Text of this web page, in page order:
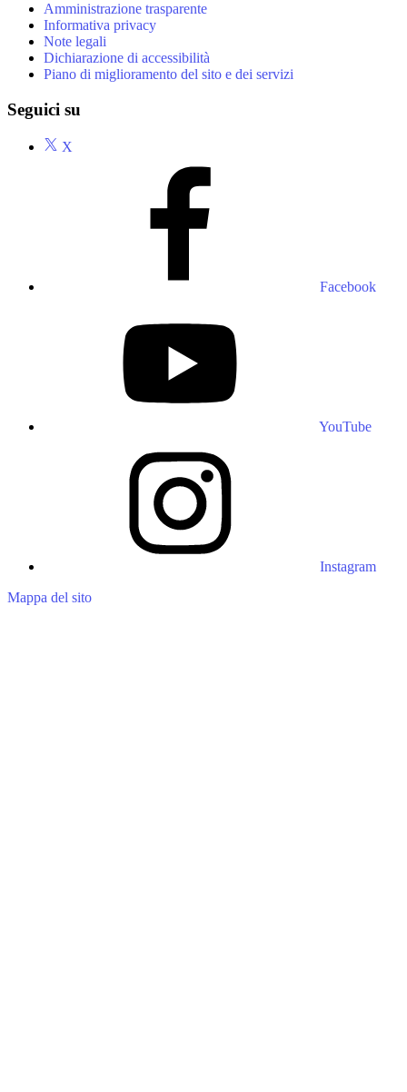
Amministrazione trasparente
Informativa privacy
Note legali
Dichiarazione di accessibilità
Piano di miglioramento del sito e dei servizi
Seguici su
X
Facebook
YouTube
Instagram
Mappa del sito